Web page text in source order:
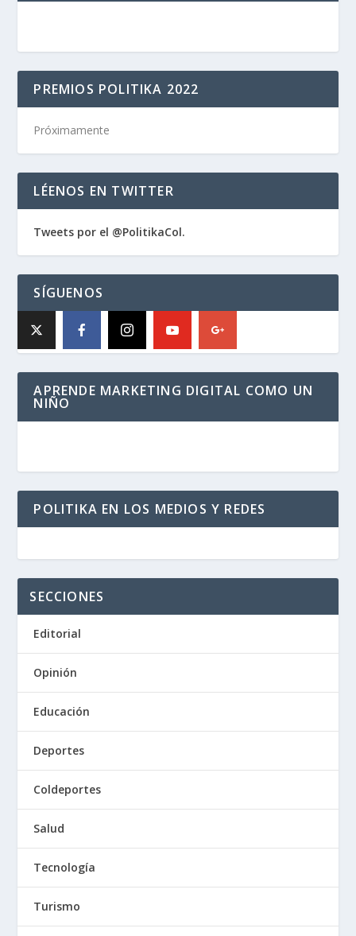
PREMIOS POLITIKA 2022
Próximamente
LÉENOS EN TWITTER
Tweets por el @PolitikaCol.
SÍGUENOS
APRENDE MARKETING DIGITAL COMO UN
NIÑO
POLITIKA EN LOS MEDIOS Y REDES
SECCIONES
Editorial
Opinión
Educación
Deportes
Coldeportes
Salud
Tecnología
Turismo